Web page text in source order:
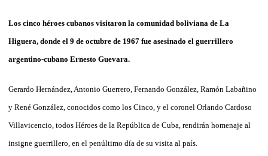
Los cinco héroes cubanos visitaron la comunidad boliviana de La
Higuera, donde el 9 de octubre de 1967 fue asesinado el guerrillero
argentino-cubano Ernesto Guevara.
Gerardo Hernández, Antonio Guerrero, Fernando González, Ramón Labañino
y René González, conocidos como los Cinco, y el coronel Orlando Cardoso
Villavicencio, todos Héroes de la República de Cuba, rendirán homenaje al
insigne guerrillero, en el penúltimo día de su visita al país.